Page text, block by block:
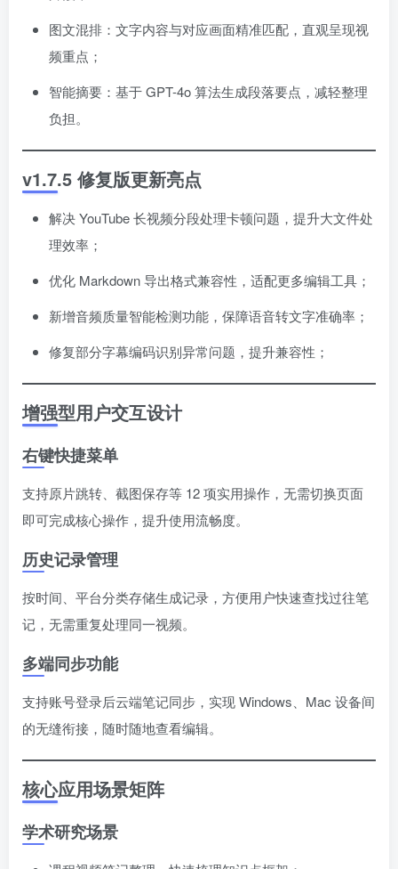
图文混排：文字内容与对应画面精准匹配，直观呈现视
频重点；
智能摘要：基于 GPT-4o 算法生成段落要点，减轻整理
负担。
v1.7.5 修复版更新亮点
解决 YouTube 长视频分段处理卡顿问题，提升大文件处
理效率；
优化 Markdown 导出格式兼容性，适配更多编辑工具；
新增音频质量智能检测功能，保障语音转文字准确率；
修复部分字幕编码识别异常问题，提升兼容性；
增强型用户交互设计
右键快捷菜单
支持原片跳转、截图保存等 12 项实用操作，无需切换页面
即可完成核心操作，提升使用流畅度。
历史记录管理
按时间、平台分类存储生成记录，方便用户快速查找过往笔
记，无需重复处理同一视频。
多端同步功能
支持账号登录后云端笔记同步，实现 Windows、Mac 设备间
的无缝衔接，随时随地查看编辑。
核心应用场景矩阵
学术研究场景